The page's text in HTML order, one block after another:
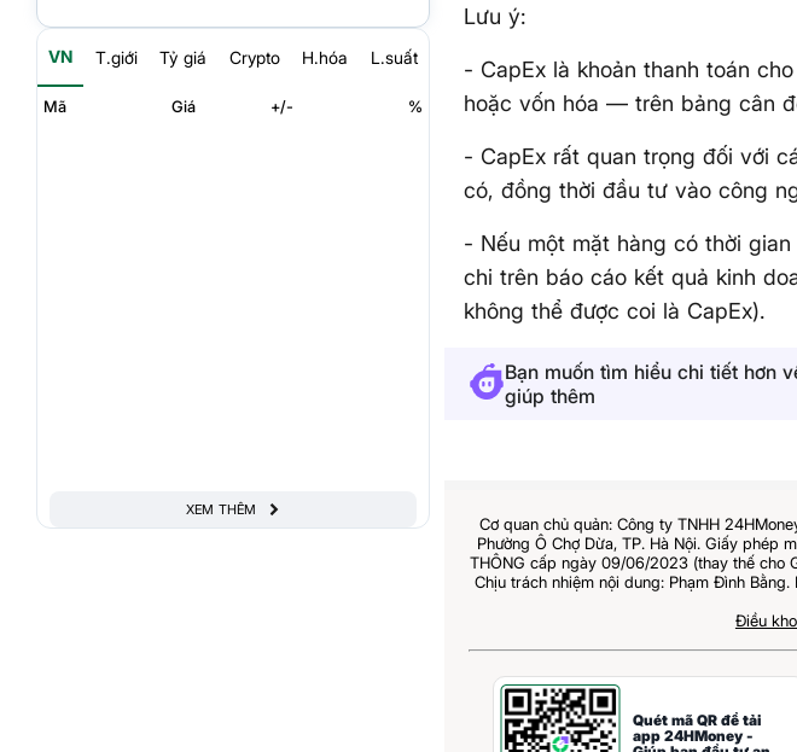
VN T.giới Tỷ giá Crypto H.hóa L.suất
Mã Giá +/- %
XEM THÊM
Lưu ý:
- CapEx là khoản thanh toán
hoặc vốn hóa — trên bảng cân
- CapEx rất quan trọng đối với
có, đồng thời đầu tư vào công
- Nếu một mặt hàng có thời
chi trên báo cáo kết quả kinh
không thể được coi là CapEx).
Bạn muốn tìm hiểu chi tiết hơn
giúp thêm
Cơ quan chủ quản: Công ty TNHH
Phường Ô Chợ Dừa, TP. Hà Nội. Giấy phép
THÔNG cấp ngày 09/06/2023 (thay thế cho
Chịu trách nhiệm nội dung: Phạm Đình
Điều
Quét mã QR để tải
app 24HMoney -